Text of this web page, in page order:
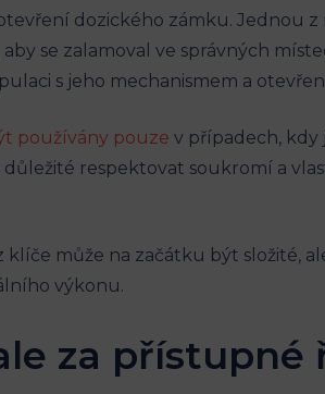
dozického zámku. Jednou z
se zalamoval ve správných
s jeho mechanismem a
používány pouze v případech,
respektovat soukromí a
může na začátku být složité,
výkonu.
za přístupné